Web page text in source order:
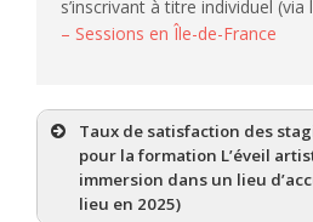
s’inscrivant à titre individuel (via
– Sessions en Île-de-France
Taux de satisfaction des
pour la formation L’éveil
immersion dans un lieu
lieu en 2025)